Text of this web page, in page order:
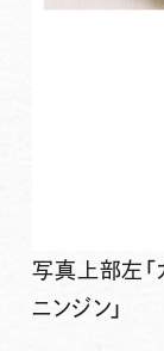
写真上部左「
ニンジン」